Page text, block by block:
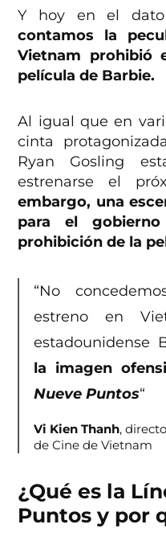
Y hoy en el
contamos la
Vietnam prohibió
película de Barbie.
Al igual que en
cinta
Ryan Gosling
estrenarse el
embargo, una
para el
prohibición de la
“No
estreno en
estadounidense
la imagen
Nueve Puntos“
Vi Kien Thanh,
de Cine de Vietnam
¿Qué es la
Puntos y por